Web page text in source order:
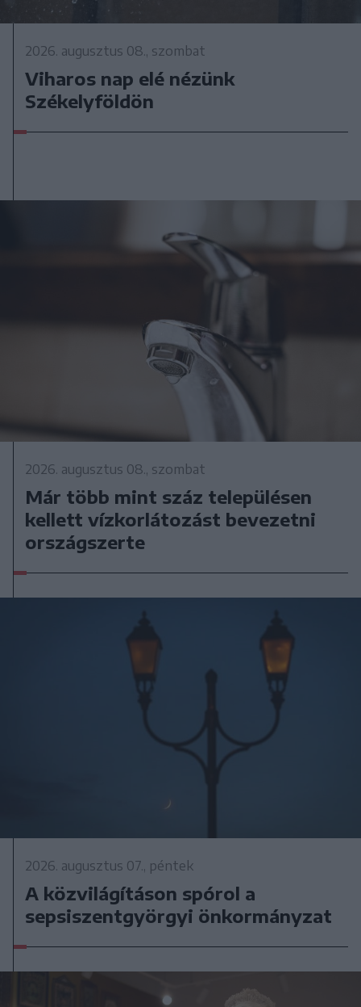
2026. augusztus 08., szombat
Viharos nap elé nézünk
Székelyföldön
2026. augusztus 08., szombat
Már több mint száz településen
kellett vízkorlátozást bevezetni
országszerte
2026. augusztus 07., péntek
A közvilágításon spórol a
sepsiszentgyörgyi önkormányzat